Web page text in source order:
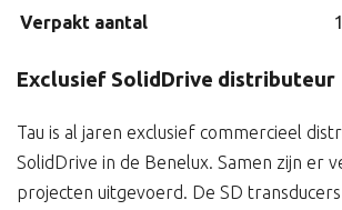
Verpakt aantal
1
Exclusief SolidDrive distributeur
Tau is al jaren exclusief commercieel
SolidDrive in de Benelux. Samen zijn er
projecten uitgevoerd. De SD